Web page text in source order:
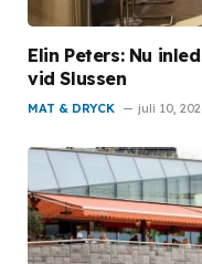
Elin Peters: Nu
vid Slussen
MAT & DRYCK juli 10,